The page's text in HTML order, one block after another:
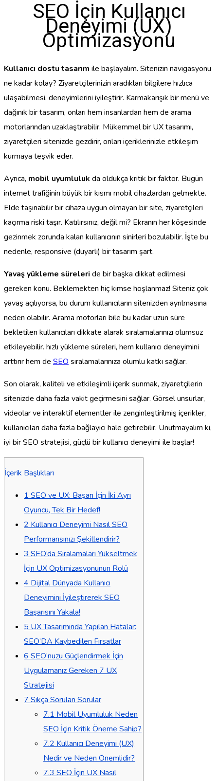
SEO İçin Kullanıcı
Deneyimi (UX)
Optimizasyonu
Kullanıcı dostu tasarım ile başlayalım. Sitenizin navigasyonu
ne kadar kolay? Ziyaretçilerinizin aradıkları bilgilere hızlıca
ulaşabilmesi, deneyimlerini iyileştirir. Karmakarışık bir menü ve
dağınık bir tasarım, onları hem insanlardan hem de arama
motorlarından uzaklaştırabilir. Mükemmel bir UX tasarımı,
ziyaretçileri sitenizde gezdirir, onları içeriklerinizle etkileşim
kurmaya teşvik eder.
Ayrıca, mobil uyumluluk da oldukça kritik bir faktör. Bugün
internet trafiğinin büyük bir kısmı mobil cihazlardan gelmekte.
Elde taşınabilir bir cihaza uygun olmayan bir site, ziyaretçileri
kaçırma riski taşır. Katılırsınız, değil mi? Ekranın her köşesinde
gezinmek zorunda kalan kullanıcının sinirleri bozulabilir. İşte bu
nedenle, responsive (duyarlı) bir tasarım şart.
Yavaş yükleme süreleri de bir başka dikkat edilmesi
gereken konu. Beklemekten hiç kimse hoşlanmaz! Siteniz çok
yavaş açılıyorsa, bu durum kullanıcıların sitenizden ayrılmasına
neden olabilir. Arama motorları bile bu kadar uzun süre
bekletilen kullanıcıları dikkate alarak sıralamalarınızı olumsuz
etkileyebilir. hızlı yükleme süreleri, hem kullanıcı deneyimini
arttırır hem de SEO sıralamalarınıza olumlu katkı sağlar.
Son olarak, kaliteli ve etkileşimli içerik sunmak, ziyaretçilerin
sitenizde daha fazla vakit geçirmesini sağlar. Görsel unsurlar,
videolar ve interaktif elementler ile zenginleştirilmiş içerikler,
kullanıcıları daha fazla bağlayıcı hale getirebilir. Unutmayalım ki,
iyi bir SEO stratejisi, güçlü bir kullanıcı deneyimi ile başlar!
İçerik Başlıkları
1 SEO ve UX: Başarı İçin İki Ayrı
Oyuncu, Tek Bir Hedef!
2 Kullanıcı Deneyimi Nasıl SEO
Performansınızı Şekillendirir?
3 SEO’da Sıralamaları Yükseltmek
İçin UX Optimizasyonunun Rolü
4 Dijital Dünyada Kullanıcı
Deneyimini İyileştirerek SEO
Başarısını Yakala!
5 UX Tasarımında Yapılan Hatalar:
SEO’DA Kaybedilen Fırsatlar
6 SEO’nuzu Güçlendirmek İçin
Uygulamanız Gereken 7 UX
Stratejisi
7 Sıkça Sorulan Sorular
7.1 Mobil Uyumluluk Neden
SEO İçin Kritik Öneme Sahip?
7.2 Kullanıcı Deneyimi (UX)
Nedir ve Neden Önemlidir?
7.3 SEO İçin UX Nasıl